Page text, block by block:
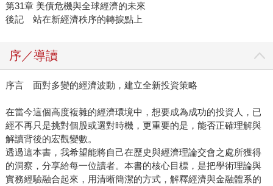
第31章 美債危機與全球經濟的未來
後記 站在新經濟秩序的轉捩點上
序／導讀
序言 面對多變的經濟波動，建立全新投資策略
在當今這個高度複雜的經濟環境中，想要成為成功的投資人，已
經不再只是挑對個股或選對時機，更重要的是，能否正確理解與
解讀背後的宏觀變數。
透過這本書，我希望能將自己在歷史與經濟理論交會之處所獲得
的洞察，分享給每一位讀者。本書的核心目標，是把學術理論與
實務經驗融合起來，用清晰簡潔的方式，解釋經濟與金融體系的